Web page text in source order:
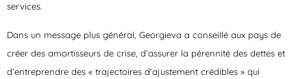
services.
Dans un message plus général, Georgieva a conseillé aux pays de
créer des amortisseurs de crise, d’assurer la pérennité des dettes et
d’entreprendre des « trajectoires d’ajustement crédibles » qui